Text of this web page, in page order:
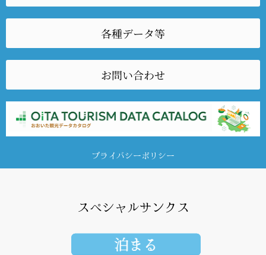
各種データ等
お問い合わせ
プライバシーポリシー
スペシャルサンクス